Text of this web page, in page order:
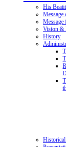
His
Message
Message
Vision &
History